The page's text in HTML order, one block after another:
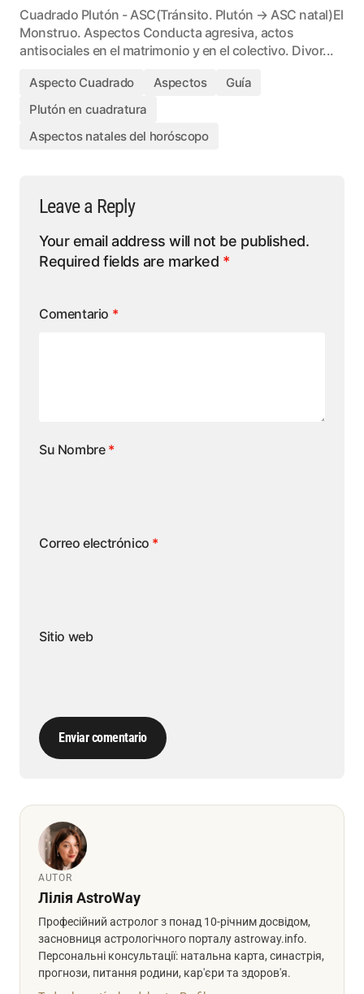
Cuadrado Plutón - ASC(Tránsito. Plutón → ASC natal)El
Monstruo. Aspectos Conducta agresiva, actos
antisociales en el matrimonio y en el colectivo. Divor...
Aspecto Cuadrado Aspectos
Guía
Plutón en cuadratura
Aspectos natales del horóscopo
Leave a Reply
Your email address will not be published.
Required fields are marked *
Comentario *
Su Nombre *
Correo electrónico *
Sitio web
Enviar comentario
AUTOR
Лілія AstroWay
Професійний астролог з понад 10-річним досвідом,
засновниця астрологічного порталу astroway.info.
Персональні консультації: натальна карта, синастрія,
прогнози, питання родини, кар'єри та здоров'я.